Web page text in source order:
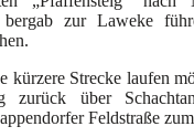
zur Laweke
kürzere Strecke laufen
zurück über
Feldstraße